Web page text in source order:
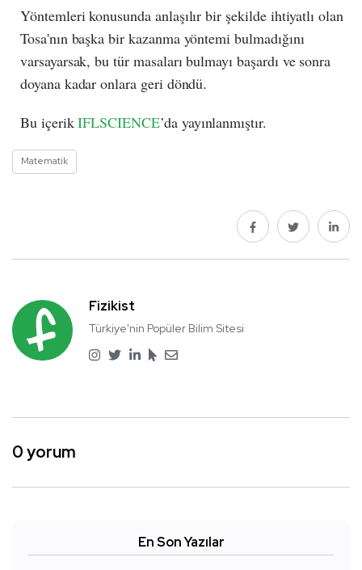
Yöntemleri konusunda anlaşılır bir şekilde ihtiyatlı olan
Tosa'nın başka bir kazanma yöntemi bulmadığını
varsayarsak, bu tür masaları bulmayı başardı ve sonra
doyana kadar onlara geri döndü.
Bu içerikIFLSCIENCE’da yayınlanmıştır.
Matematik
Fizikist
Türkiye'nin Popüler Bilim Sitesi
0 yorum
En Son Yazılar